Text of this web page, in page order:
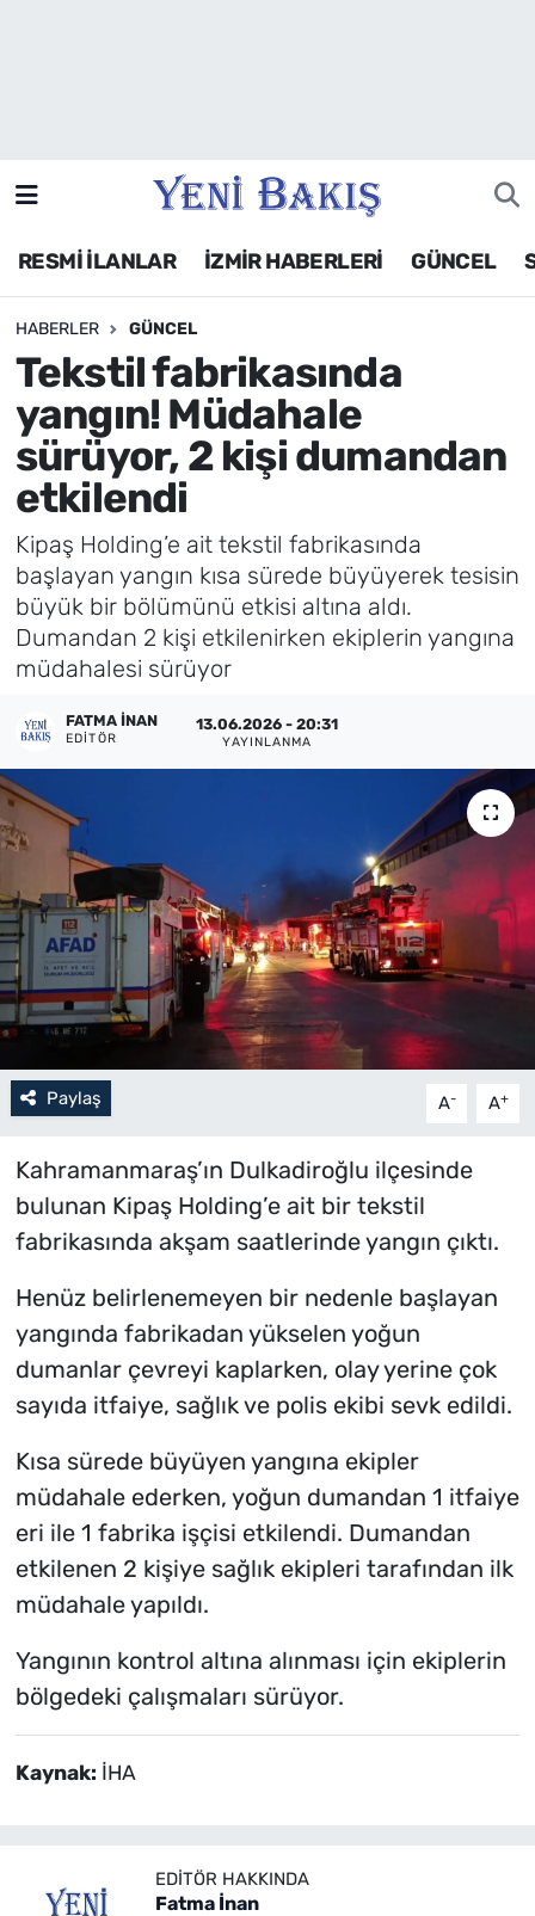
RESMİ İLANLAR İZMİR HABERLERİ GÜNCEL
HABERLER GÜNCEL
Tekstil fabrikasında
yangın! Müdahale
sürüyor, 2 kişi dumandan
etkilendi
Kipaş Holding’e ait tekstil fabrikasında
başlayan yangın kısa sürede büyüyerek tesisin
büyük bir bölümünü etkisi altına aldı.
Dumandan 2 kişi etkilenirken ekiplerin yangına
müdahalesi sürüyor
FATMA İNAN
EDITÖR
13.06.2026 - 20:31
YAYINLANMA
Paylaş A- A+
Kahramanmaraş’ın Dulkadiroğlu ilçesinde
bulunan Kipaş Holding’e ait bir tekstil
fabrikasında akşam saatlerinde yangın çıktı.
Henüz belirlenemeyen bir nedenle başlayan
yangında fabrikadan yükselen yoğun
dumanlar çevreyi kaplarken, olay yerine çok
sayıda itfaiye, sağlık ve polis ekibi sevk edildi.
Kısa sürede büyüyen yangına ekipler
müdahale ederken, yoğun dumandan 1 itfaiye
eri ile 1 fabrika işçisi etkilendi. Dumandan
etkilenen 2 kişiye sağlık ekipleri tarafından ilk
müdahale yapıldı.
Yangının kontrol altına alınması için ekiplerin
bölgedeki çalışmaları sürüyor.
Kaynak: İHA
EDITÖR HAKKINDA
Fatma İnan
Siyaset
Asayiş / Polis-Adliye
Spor
Magazin
Foto Galeri
Künye
İletişim